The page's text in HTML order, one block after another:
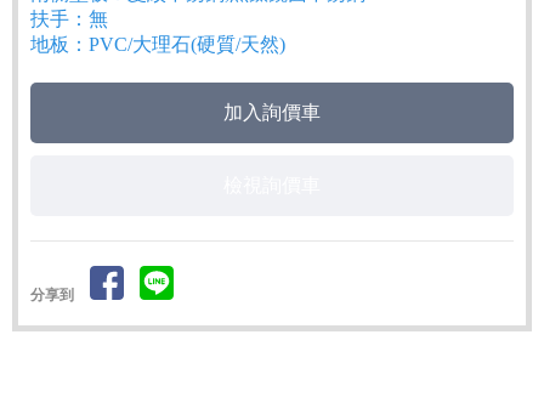
扶手：無
地板：PVC/大理石(硬質/天然)
分享到